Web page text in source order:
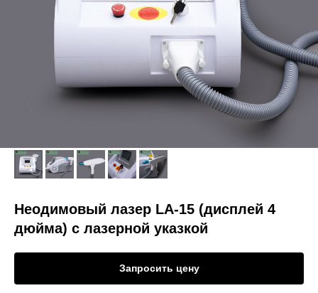
Неодимовый лазер LA-15 (дисплей 4
дюйма) с лазерной указкой
Запросить цену